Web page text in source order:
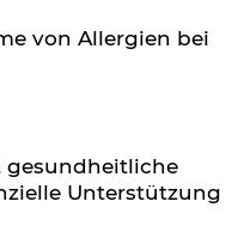
von Allergien bei
gesundheitliche
Unterstützung